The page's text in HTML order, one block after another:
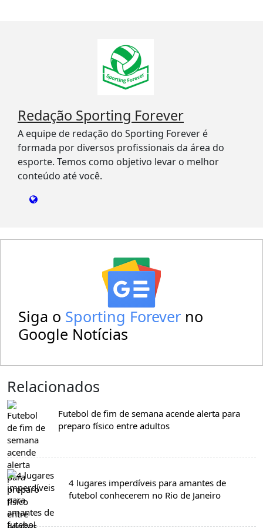
Redação Sporting Forever
A equipe de redação do Sporting Forever é
formada por diversos profissionais da área do
esporte. Temos como objetivo levar o melhor
conteúdo até você.
Siga o Sporting Forever no
Google Notícias
Relacionados
Futebol de fim de semana acende alerta para
preparo físico entre adultos
4 lugares imperdíveis para amantes de
futebol conhecerem no Rio de Janeiro